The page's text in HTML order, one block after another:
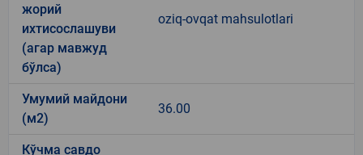
жорий
ихтисослашуви
(агар мавжуд
бўлса)
oziq-ovqat mahsulotlari
Умумий майдони
(м2)
36.00
Кўчма савдо